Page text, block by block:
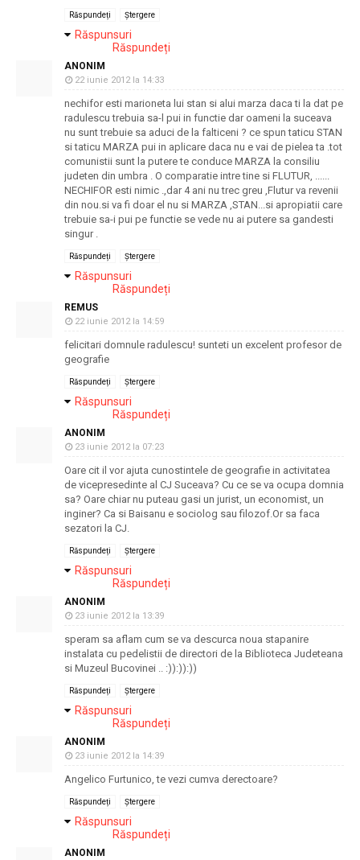
Răspundeți Ștergere
Răspunsuri
Răspundeți
ANONIM
22 iunie 2012 la 14:33
nechifor esti marioneta lui stan si alui marza daca ti la dat pe
radulescu trebuia sa-l pui in functie dar oameni la suceava
nu sunt trebuie sa aduci de la falticeni ? ce spun taticu STAN
si taticu MARZA pui in aplicare daca nu e vai de pielea ta .tot
comunistii sunt la putere te conduce MARZA la consiliu
judeten din umbra . O comparatie intre tine si FLUTUR, ......
NECHIFOR esti nimic .,dar 4 ani nu trec greu ,Flutur va revenii
din nou.si va fi doar el nu si MARZA ,STAN...si apropiatii care
trebuie sa-i pui pe functie se vede nu ai putere sa gandesti
singur .
Răspundeți Ștergere
Răspunsuri
Răspundeți
REMUS
22 iunie 2012 la 14:59
felicitari domnule radulescu! sunteti un excelent profesor de
geografie
Răspundeți Ștergere
Răspunsuri
Răspundeți
ANONIM
23 iunie 2012 la 07:23
Oare cit il vor ajuta cunostintele de geografie in activitatea
de vicepresedinte al CJ Suceava? Cu ce se va ocupa domnia
sa? Oare chiar nu puteau gasi un jurist, un economist, un
inginer? Ca si Baisanu e sociolog sau filozof.Or sa faca
sezatori la CJ.
Răspundeți Ștergere
Răspunsuri
Răspundeți
ANONIM
23 iunie 2012 la 13:39
speram sa aflam cum se va descurca noua stapanire
instalata cu pedelistii de directori de la Biblioteca Judeteana
si Muzeul Bucovinei .. :)):)):))
Răspundeți Ștergere
Răspunsuri
Răspundeți
ANONIM
23 iunie 2012 la 14:39
Angelico Furtunico, te vezi cumva derectoare?
Răspundeți Ștergere
Răspunsuri
Răspundeți
ANONIM